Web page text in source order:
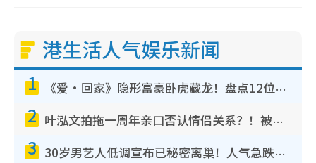
港生活人气娱乐新闻
1 《爱·回家》隐形富豪卧虎藏龙！盘点12位财气逼人的有钱艺人：这位美女3亿身家不愁做
2 叶泓文拍拖一周年亲口否认情侣关系？！被质疑感情造假竟称GM“普通同事”
3 30岁男艺人低调宣布已秘密离巢！人气急跌变失踪人口：“这几年过得并不容易”